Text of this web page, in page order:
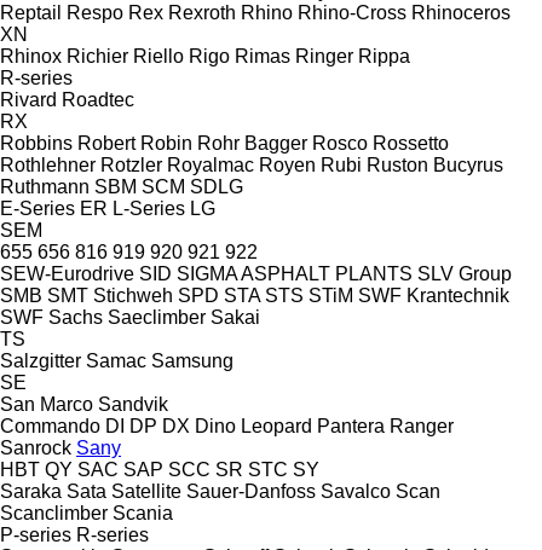
Reptail
Respo Rex Rexroth Rhino Rhino-Cross Rhinoceros
XN
Rhinox Richier Riello Rigo Rimas Ringer Rippa
R-series
Rivard Roadtec
RX
Robbins Robert Robin Rohr Bagger Rosco Rossetto
Rothlehner Rotzler Royalmac Royen Rubi Ruston Bucyrus
Ruthmann SBM SCM SDLG
E-Series ER L-Series LG
SEM
655 656 816 919 920 921 922
SEW-Eurodrive SID SIGMA ASPHALT PLANTS SLV Group
SMB SMT Stichweh SPD STA STS STiM SWF Krantechnik
SWF Sachs Saeclimber Sakai
TS
Salzgitter Samac Samsung
SE
San Marco Sandvik
Commando DI DP DX Dino Leopard Pantera Ranger
Sanrock Sany
HBT QY SAC SAP SCC SR STC SY
Saraka Sata Satellite Sauer-Danfoss Savalco Scan
Scanclimber Scania
P-series R-series